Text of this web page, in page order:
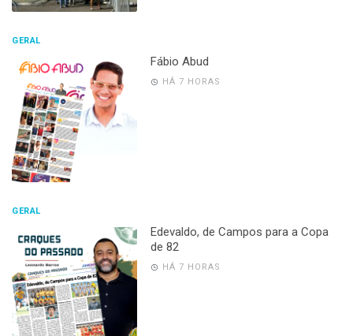
GERAL
Fábio Abud
HÁ 7 HORAS
GERAL
Edevaldo, de Campos para a Copa
de 82
HÁ 7 HORAS